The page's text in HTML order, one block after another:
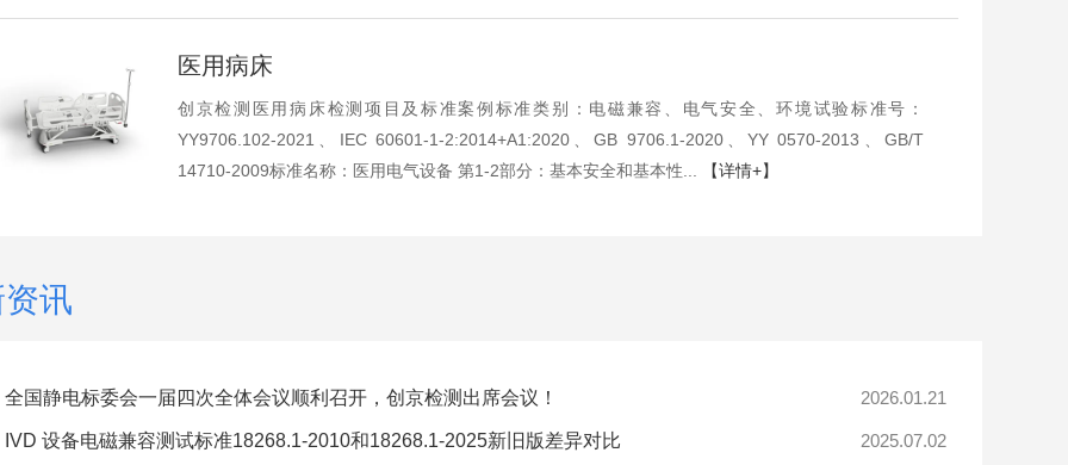
医用病床
创京检测医用病床检测项目及标准案例标准类别：电磁兼容、电气安全、环境试验标准号：
YY9706.102-2021、IEC 60601-1-2:2014+A1:2020、GB 9706.1-2020、YY 0570-2013、GB/T
14710-2009标准名称：医用电气设备 第1-2部分：基本安全和基本性...
【详情+】
讯
全国静电标委会一届四次全体会议顺利召开，创京检测出席会议！ 2026.01.21
IVD 设备电磁兼容测试标准18268.1-2010和18268.1-2025新旧版差异对比 2025.07.02